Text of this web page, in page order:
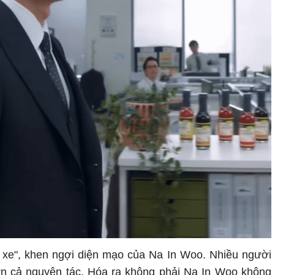
khen ngợi diện mạo của Na In Woo. Nhiều người
cả nguyên tác. Hóa ra không phải Na In Woo không